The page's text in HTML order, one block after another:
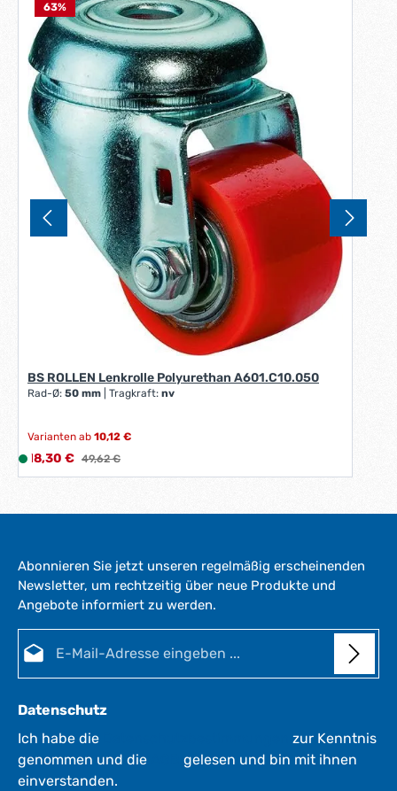
63%
BS ROLLEN Lenkrolle Polyurethan A601.C10.050
Rad-Ø:50 mm Tragkraft:nv
Varianten ab 10,12 €
Verkaufspreis:
L
i
f
z
e
i
t
:
1
-
W
e
r
k
18,30 € Regulärer Preis:
49,62 €
Abonnieren Sie jetzt unseren regelmäßig erscheinenden
Newsletter, um rechtzeitig über neue Produkte und
Angebote informiert zu werden.
Datenschutz
Ich habe die
zur Kenntnis
genommen und die
gelesen und bin mit ihnen
einverstanden.